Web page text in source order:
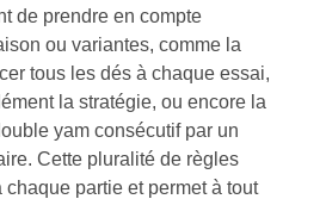
de prendre en compte
ou variantes, comme la
tous les dés à chaque essai,
la stratégie, ou encore la
yam consécutif par un
Cette pluralité de règles
partie et permet à tout